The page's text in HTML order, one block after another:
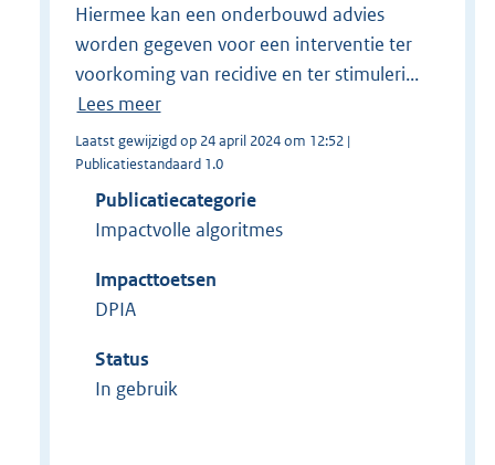
Hiermee kan een onderbouwd advies
worden gegeven voor een interventie ter
voorkoming van recidive en ter stimuleri...
Lees meer
Laatst gewijzigd op 24 april 2024 om 12:52 |
Publicatiestandaard 1.0
Publicatiecategorie
Impactvolle algoritmes
Impacttoetsen
DPIA
Status
In gebruik